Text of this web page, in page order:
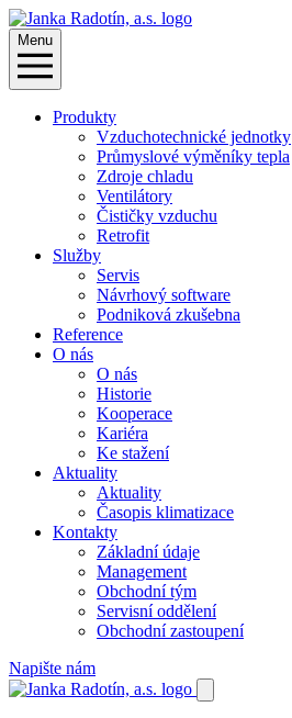
Menu
Produkty
Vzduchotechnické jednotky
Průmyslové výměníky tepla
Zdroje chladu
Ventilátory
Čističky vzduchu
Retrofit
Služby
Servis
Návrhový software
Podniková zkušebna
Reference
O nás
O nás
Historie
Kooperace
Kariéra
Ke stažení
Aktuality
Aktuality
Časopis klimatizace
Kontakty
Základní údaje
Management
Obchodní tým
Servisní oddělení
Obchodní zastoupení
Napište nám